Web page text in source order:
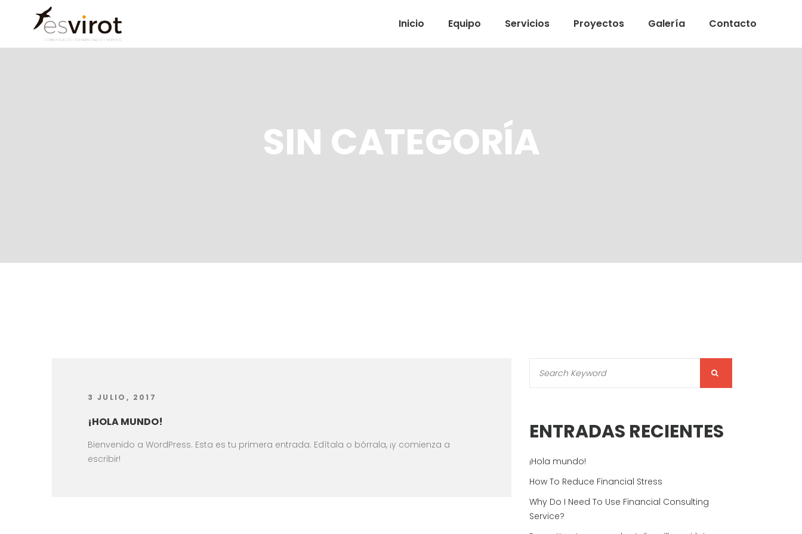
Inicio Equipo Servicios Proyectos Galería Contacto
SIN CATEGORÍA
3 JULIO, 2017
¡HOLA MUNDO!
Bienvenido a WordPress. Esta es tu primera entrada. Edítala o bórrala, ¡y comienza a
escribir!
ENTRADAS RECIENTES
¡Hola mundo!
How To Reduce Financial Stress
Why Do I Need To Use Financial Consulting
Service?